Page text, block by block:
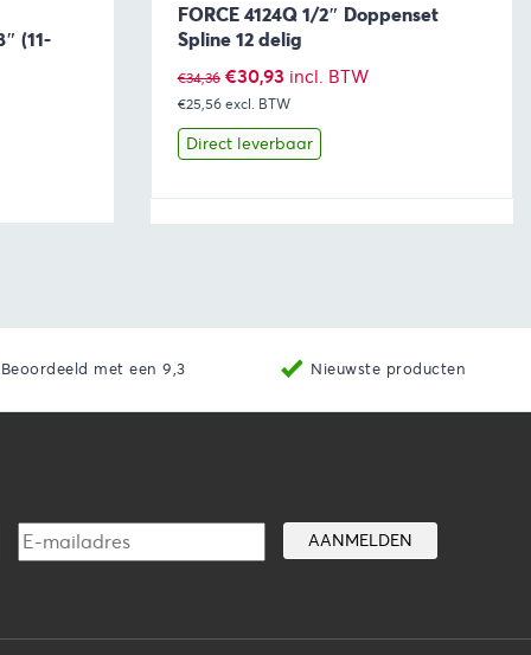
(11-
FORCE 4124Q 1/2″ Doppenset
Spline 12 delig
€34,36 Oorspronkelijke
prijs
was:
€30,93Huidige
prijs
is:
incl. BTW
€25,56 excl. BTW
Direct leverbaar
Beoordeeld met een 9,3 Nieuwste producten